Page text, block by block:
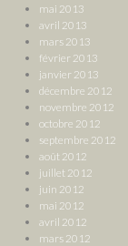
mai 2013
avril 2013
mars 2013
février 2013
janvier 2013
décembre 2012
novembre 2012
octobre 2012
septembre 2012
août 2012
juillet 2012
juin 2012
mai 2012
avril 2012
mars 2012